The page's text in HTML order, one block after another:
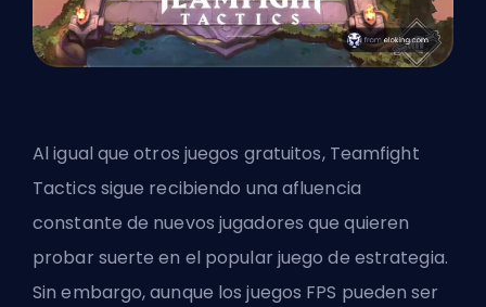
Al igual que otros juegos gratuitos, Teamfight
Tactics sigue recibiendo una afluencia
constante de nuevos jugadores que quieren
probar suerte en el popular juego de estrategia.
Sin embargo, aunque los juegos FPS pueden ser